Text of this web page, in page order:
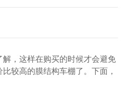
，这样在购买的时候才会避免
较高的膜结构车棚了。下面，